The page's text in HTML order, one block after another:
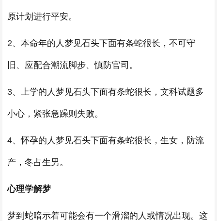
原计划进行平安。
2、本命年的人梦见石头下面有条蛇很长，不可守
旧、应配合潮流脚步、慎防官司。
3、上学的人梦见石头下面有条蛇很长，文科试题多
小心，紧张急躁则失败。
4、怀孕的人梦见石头下面有条蛇很长，生女，防流
产，冬占生男。
心理学解梦
梦到蛇暗示着可能会有一个滑溜的人或情况出现。这